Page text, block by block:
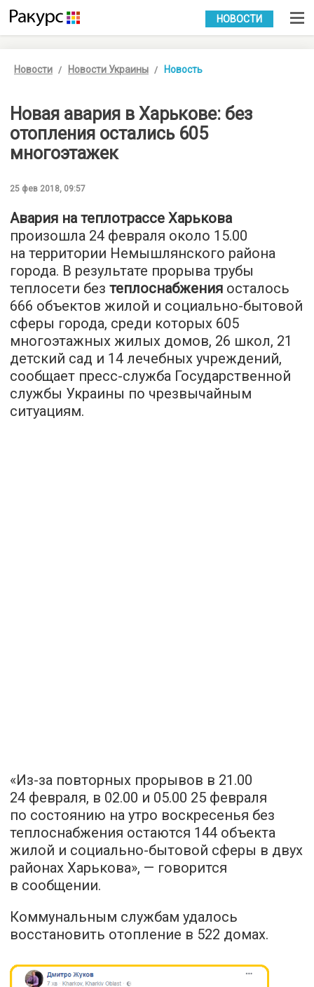
УКР РУС
НОВОСТИ
Новости Новости Украины Новость
Новая авария в Харькове: без
отопления остались 605
многоэтажек
25 фев 2018, 09:57
Авария на теплотрассе Харькова
произошла 24 февраля около 15.00
на территории Немышлянского района
города. В результате прорыва трубы
теплосети без теплоснабжения осталось
666 объектов жилой и социально-бытовой
сферы города, среди которых 605
многоэтажных жилых домов, 26 школ, 21
детский сад и 14 лечебных учреждений,
сообщает пресс-служба Государственной
службы Украины по чрезвычайным
ситуациям.
«Из-за повторных прорывов в 21.00
24 февраля, в 02.00 и 05.00 25 февраля
по состоянию на утро воскресенья без
теплоснабжения остаются 144 объекта
жилой и социально-бытовой сферы в двух
районах Харькова», — говорится
в сообщении.
Коммунальным службам удалось
восстановить отопление в 522 домах.